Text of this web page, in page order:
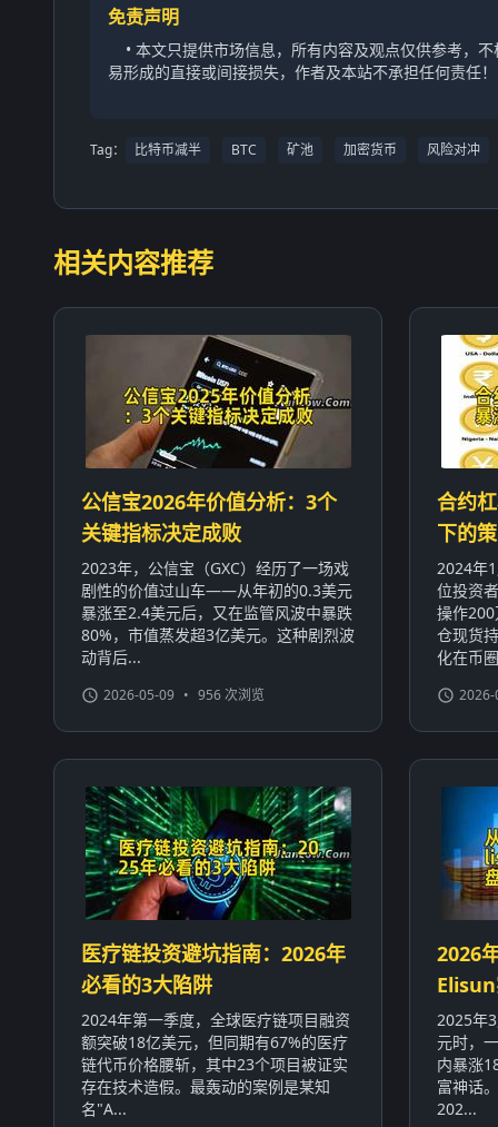
免责声明
• 本文只提供市场信息，所有内容及观点仅供参考，
易形成的直接或间接损失，作者及本站不承担任何责任！
Tag： 比特币减半 BTC 矿池 加密货币 风险对冲
相关内容推荐
公信宝2026年价值分析：3个
关键指标决定成败
2023年，公信宝（GXC）经历了一场戏
剧性的价值过山车——从年初的0.3美元
暴涨至2.4美元后，又在监管风波中暴跌
80%，市值蒸发超3亿美元。这种剧烈波
动背后...
2026-05-09 • 956 次浏览
合约
下的
2024年
位投资
操作
仓现货
化在币
医疗链投资避坑指南：2026年
必看的3大陷阱
2024年第一季度，全球医疗链项目融资
额突破18亿美元，但同期有67%的医疗
链代币价格腰斩，其中23个项目被证实
存在技术造假。最轰动的案例是某知
名"A...
2026
2025年
元时，
内暴涨
富神话
202...